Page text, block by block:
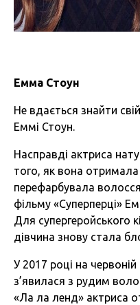
Емма Стоун
Не вдається знайти
Еммі Стоун.
Насправді актриса
того, як вона
перефарбувала
фільму «Суперперці»
Для супергеройського
дівчина знову стала
У 2017 році на
з’явилася з рудим
«Ла ла ленд» актриса